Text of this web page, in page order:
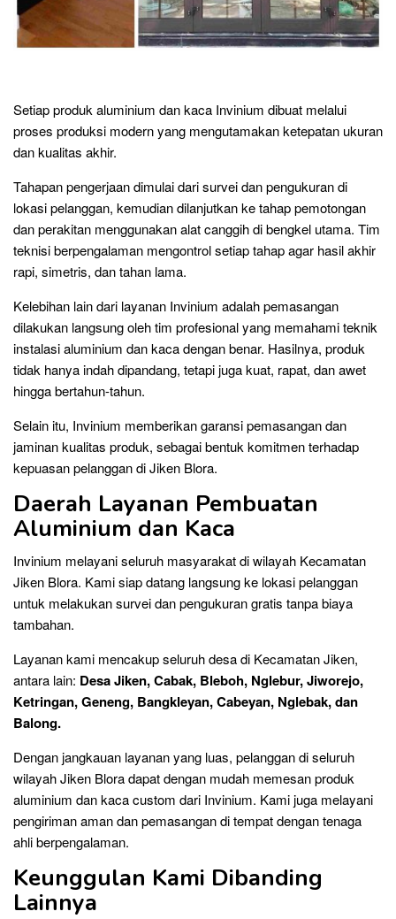
Setiap produk aluminium dan kaca Invinium dibuat melalui
proses produksi modern yang mengutamakan ketepatan ukuran
dan kualitas akhir.
Tahapan pengerjaan dimulai dari survei dan pengukuran di
lokasi pelanggan, kemudian dilanjutkan ke tahap pemotongan
dan perakitan menggunakan alat canggih di bengkel utama. Tim
teknisi berpengalaman mengontrol setiap tahap agar hasil akhir
rapi, simetris, dan tahan lama.
Kelebihan lain dari layanan Invinium adalah pemasangan
dilakukan langsung oleh tim profesional yang memahami teknik
instalasi aluminium dan kaca dengan benar. Hasilnya, produk
tidak hanya indah dipandang, tetapi juga kuat, rapat, dan awet
hingga bertahun-tahun.
Selain itu, Invinium memberikan garansi pemasangan dan
jaminan kualitas produk, sebagai bentuk komitmen terhadap
kepuasan pelanggan di Jiken Blora.
Daerah Layanan Pembuatan
Aluminium dan Kaca
Invinium melayani seluruh masyarakat di wilayah Kecamatan
Jiken Blora. Kami siap datang langsung ke lokasi pelanggan
untuk melakukan survei dan pengukuran gratis tanpa biaya
tambahan.
Layanan kami mencakup seluruh desa di Kecamatan Jiken,
antara lain: Desa Jiken, Cabak, Bleboh, Nglebur, Jiworejo,
Ketringan, Geneng, Bangkleyan, Cabeyan, Nglebak, dan
Balong.
Dengan jangkauan layanan yang luas, pelanggan di seluruh
wilayah Jiken Blora dapat dengan mudah memesan produk
aluminium dan kaca custom dari Invinium. Kami juga melayani
pengiriman aman dan pemasangan di tempat dengan tenaga
ahli berpengalaman.
Keunggulan Kami Dibanding
Lainnya